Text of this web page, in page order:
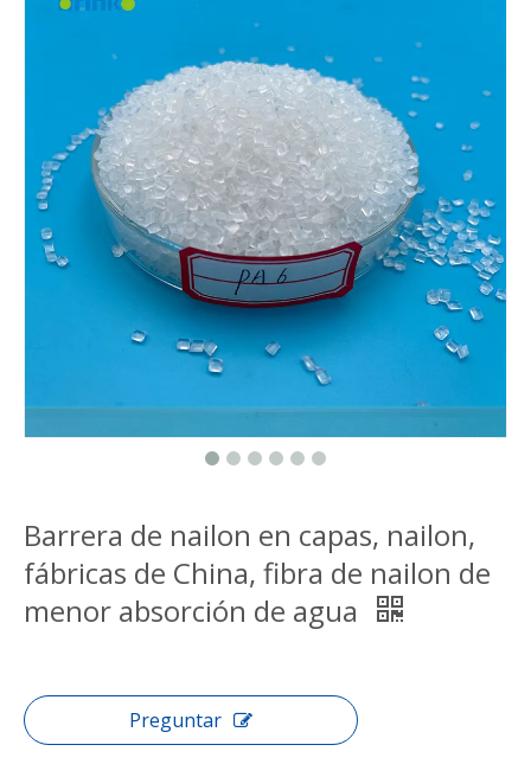
Barrera de nailon en capas, nailon,
fábricas de China, fibra de nailon de
menor absorción de agua
Preguntar